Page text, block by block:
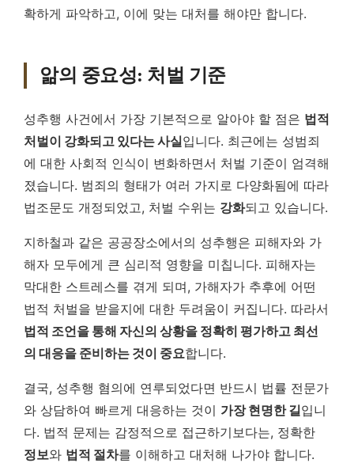
확하게 파악하고, 이에 맞는 대처를 해야만 합니다.
앎의 중요성: 처벌 기준
성추행 사건에서 가장 기본적으로 알아야 할 점은 법적
처벌이 강화되고 있다는 사실입니다. 최근에는 성범죄
에 대한 사회적 인식이 변화하면서 처벌 기준이 엄격해
졌습니다. 범죄의 형태가 여러 가지로 다양화됨에 따라
법조문도 개정되었고, 처벌 수위는 강화되고 있습니다.
지하철과 같은 공공장소에서의 성추행은 피해자와 가
해자 모두에게 큰 심리적 영향을 미칩니다. 피해자는
막대한 스트레스를 겪게 되며, 가해자가 추후에 어떤
법적 처벌을 받을지에 대한 두려움이 커집니다. 따라서
법적 조언을 통해 자신의 상황을 정확히 평가하고 최선
의 대응을 준비하는 것이 중요합니다.
결국, 성추행 혐의에 연루되었다면 반드시 법률 전문가
와 상담하여 빠르게 대응하는 것이 가장 현명한 길입니
다. 법적 문제는 감정적으로 접근하기보다는, 정확한
정보와 법적 절차를 이해하고 대처해 나가야 합니다.